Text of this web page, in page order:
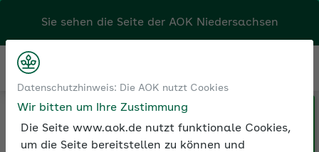
Datenschutzhinweis: Die AOK nutzt Cookies
Wir bitten um Ihre Zustimmung
Die Seite www.aok.de nutzt funktionale Cookies,
um die Seite bereitstellen zu können und
Sie sehen die Seite der AOK Niedersachsen
Klicken Sie hier, wenn Sie Ihre
AOK/Region wechseln möchten.
Medien und Seminare
Seminarvideos
Seminarvideos Sozialversicherung